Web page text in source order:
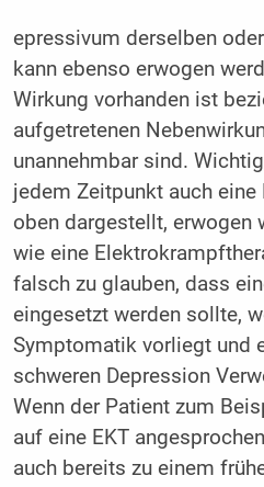
epressivum derselben
kann ebenso erwogen
Wirkung vorhanden ist
aufgetretenen
unannehmbar sind.
jedem Zeitpunkt auch
oben dargestellt, erwogen
wie eine
falsch zu glauben, dass
eingesetzt werden sollte,
Symptomatik vorliegt und
schweren Depression
Wenn der Patient zum
auf eine EKT
auch bereits zu einem